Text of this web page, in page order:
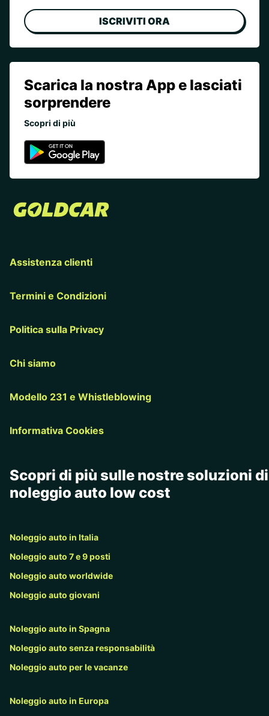
ISCRIVITI ORA
Scarica la nostra App e lasciati
sorprendere
Scopri di più
Assistenza clienti
Termini e Condizioni
Politica sulla Privacy
Chi siamo
Modello 231 e Whistleblowing
Informativa Cookies
Scopri di più sulle nostre soluzioni di
noleggio auto low cost
Noleggio auto in Italia
Noleggio auto 7 e 9 posti
Noleggio auto worldwide
Noleggio auto giovani
Noleggio auto in Spagna
Noleggio auto senza responsabilità
Noleggio auto per le vacanze
Noleggio auto in Europa